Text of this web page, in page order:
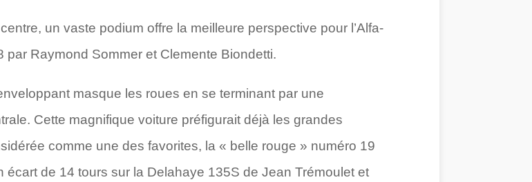
un vaste podium offre la meilleure perspective pour l’Alfa-
Raymond Sommer et Clemente Biondetti.
masque les roues en se terminant par une
Cette magnifique voiture préfigurait déjà les grandes
comme une des favorites, la « belle rouge » numéro 19
écart de 14 tours sur la Delahaye 135S de Jean Trémoulet et